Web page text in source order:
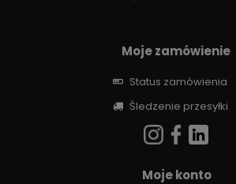
Moje zamówienie
Status zamówienia
Śledzenie przesyłki
Moje konto